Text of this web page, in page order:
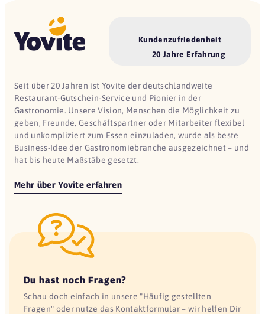
Kundenzufriedenheit
20 Jahre Erfahrung
Seit über 20 Jahren ist Yovite der deutschlandweite
Restaurant-Gutschein-Service und Pionier in der
Gastronomie. Unsere Vision, Menschen die Möglichkeit zu
geben, Freunde, Geschäftspartner oder Mitarbeiter flexibel
und unkompliziert zum Essen einzuladen, wurde als beste
Business-Idee der Gastronomiebranche ausgezeichnet – und
hat bis heute Maßstäbe gesetzt.
Mehr über Yovite erfahren
Du hast noch Fragen?
Schau doch einfach in unsere "Häufig gestellten
Fragen" oder nutze das Kontaktformular – wir helfen Dir